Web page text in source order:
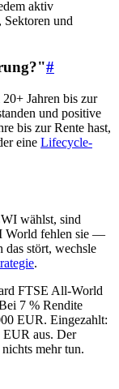
aktiv
Sektoren und
#
Jahren bis zur
und positive
bis zur Rente hast,
eine Lifecycle-
wählst, sind
World fehlen sie —
das stört, wechsle
.
FTSE All-World
7 % Rendite
EUR. Eingezahlt:
aus. Der
mehr tun.